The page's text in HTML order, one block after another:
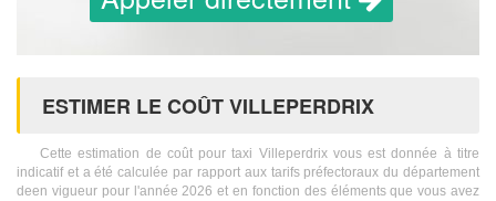
ESTIMER LE COÛT VILLEPERDRIX
Cette estimation de coût pour taxi Villeperdrix vous est donnée à titre
indicatif et a été calculée par rapport aux tarifs préfectoraux du département
deen vigueur pour l'année 2026 et en fonction des éléments que vous avez